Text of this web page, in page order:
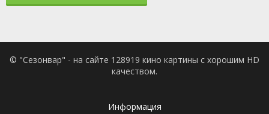
© "Сезонвар" - на сайте 128919 кино картины с хорошим HD
качеством.
Информация